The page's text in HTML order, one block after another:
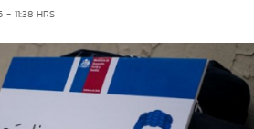
11:38 HRS